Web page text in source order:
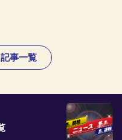
事一覧